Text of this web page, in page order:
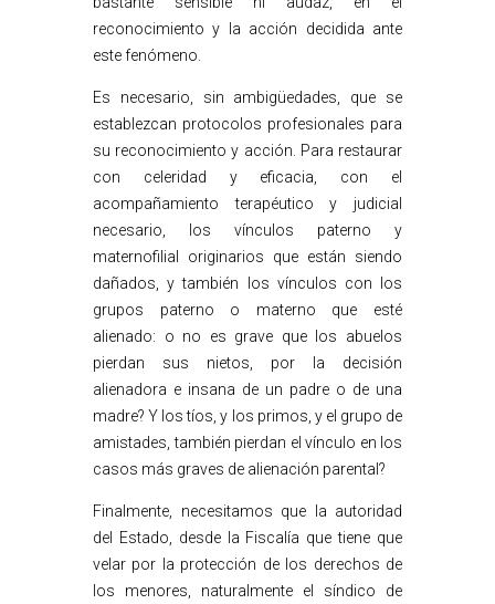
reconocimiento y la acción decidida ante
este fenómeno.
Es necesario, sin ambigüedades, que se
establezcan protocolos profesionales para
su reconocimiento y acción. Para restaurar
con celeridad y eficacia, con el
acompañamiento terapéutico y judicial
necesario, los vínculos paterno y
maternofilial originarios que están siendo
dañados, y también los vínculos con los
grupos paterno o materno que esté
alienado: o no es grave que los abuelos
pierdan sus nietos, por la decisión
alienadora e insana de un padre o de una
madre? Y los tíos, y los primos, y el grupo de
amistades, también pierdan el vínculo en los
casos más graves de alienación parental?
Finalmente, necesitamos que la autoridad
del Estado, desde la Fiscalía que tiene que
velar por la protección de los derechos de
los menores, naturalmente el síndico de